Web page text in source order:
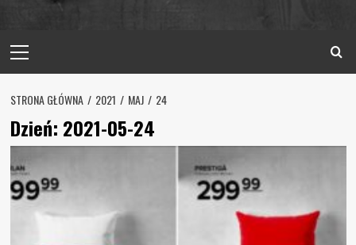
Menu
STRONA GŁÓWNA 2021 MAJ 24
Dzień: 2021-05-24